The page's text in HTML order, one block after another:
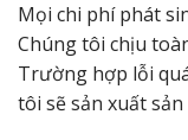
Mọi chi phí phát
Chúng tôi chịu
Trường hợp lỗi
tôi sẽ sản xuất